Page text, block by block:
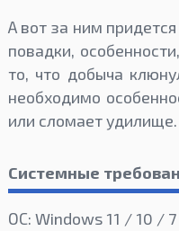
А вот за ним
повадки,
то, что добыча
необходимо
или сломает удилище.
Системные
ОС: Windows 11 / 10 /